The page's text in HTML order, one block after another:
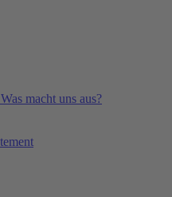
macht uns aus?